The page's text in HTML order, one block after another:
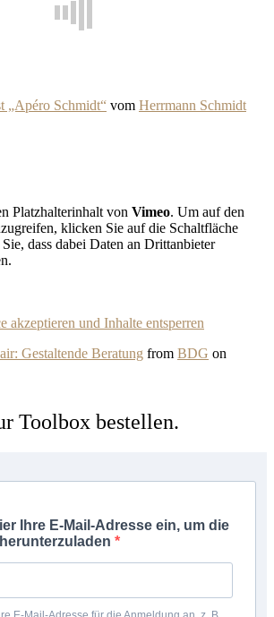
„Apéro Schmidt“ vom Herrmann Schmidt
Platzhalterinhalt von Vimeo. Um auf den
klicken Sie auf die Schaltfläche
dass dabei Daten an Drittanbieter
akzeptieren und Inhalte entsperren
Gestaltende Beratung from BDG on
Toolbox bestellen.
Ihre E-Mail-Adresse ein, um die